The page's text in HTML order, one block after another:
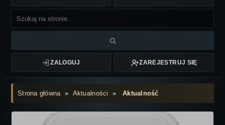
ZALOGUJ ZAREJESTRUJ SIĘ
Strona główna» Aktualności »Aktualność